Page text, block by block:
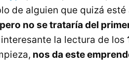
de alguien que quizá
pero no se trataría del
la lectura de los
nos da este